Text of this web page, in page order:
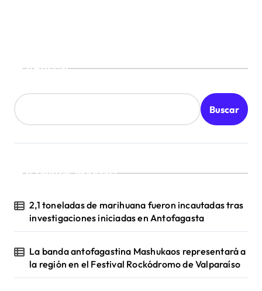
Buscar
Buscar
¡Ultimas Noticias!
2,1 toneladas de marihuana fueron incautadas tras
investigaciones iniciadas en Antofagasta
La banda antofagastina Mashukaos representará a
la región en el Festival Rockódromo de Valparaíso